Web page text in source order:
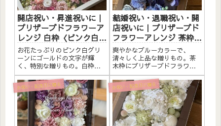
開店祝い・昇進祝いに｜
プリザーブドフラワーア
レンジ 白枠〈ピンク白グ
リーン〉ゴールド文字入
れ
お花たっぷりのピンク白グリ
ーンにゴールドの文字が輝
く、特別な贈りもの。白枠に
プリザーブドフラワーと造花
をたっぷりアレンジしまし
た。アクリルプレートへのメ
ッセージ入れ無料。自立する
ので壁かけでも置き型でも飾
れます。こんな方へ開店祝
い・サロンオ...
結婚祝い・退職祝い・開
店祝いに｜プリザーブド
フラワーアレンジ 茶枠
〈ブルー〉文字入れ
爽やかなブルーカラーで、
清々しく上品な贈りもの。茶
木枠にプリザーブドフラワー
と造花をたっぷりアレンジし
ました。アクリルプレートへ
のメッセージ入れ無料。自立
するので壁かけでも置き型で
も飾れます。こんな方へ結婚
祝い・退職祝いに開店祝い・
開院祝い...
お祝い・記念日に贈る お祝い・記念日に贈る